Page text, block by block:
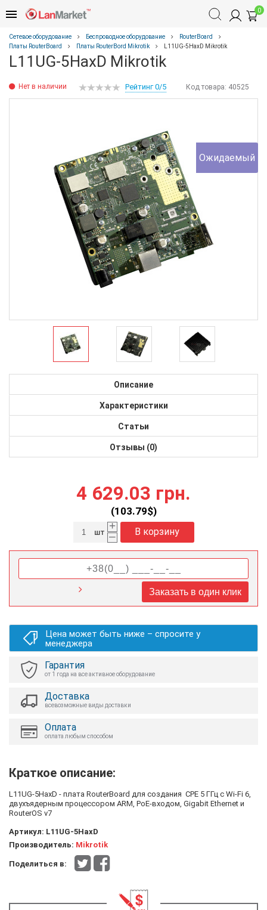
0
Сетевое оборудование Беспроводное оборудование
RouterBoard
Платы RouterBoard
Платы RouterBord Mikrotik L11UG-5HaxD Mikrotik
L11UG-5HaxD Mikrotik
Нет в наличии Код товара: 40525
Рейтинг 0/5
Ожидаемый
Описание
Характеристики
Статьи
Отзывы (0)
4 629.03 грн.
(103.79$)
+
–
В корзину
шт
Заказать в один клик
Цена может быть ниже – спросите у
менеджера
Гарантия
от 1 года на все активное оборудование
Доставка
всевозможные виды доставки
Оплата
оплата любым способом
Краткое описание:
L11UG-5HaxD - плата RouterBoard для создания CPE 5 ГГц с Wi-Fi 6,
двухъядерным процессором ARM, PoE-входом, Gigabit Ethernet и
RouterOS v7
Артикул: L11UG-5HaxD
Производитель: Mikrotik
Поделиться в: